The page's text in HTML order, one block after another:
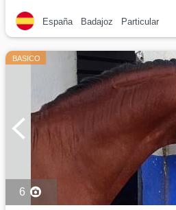
España Badajoz Particular
BASICO
6